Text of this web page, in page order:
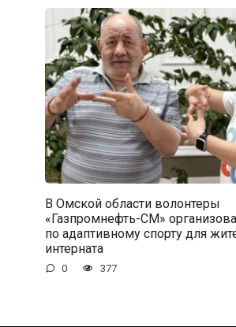
В Омской области волонтеры
«Газпромнефть-СМ»
по адаптивному спорту для
интерната
0 377